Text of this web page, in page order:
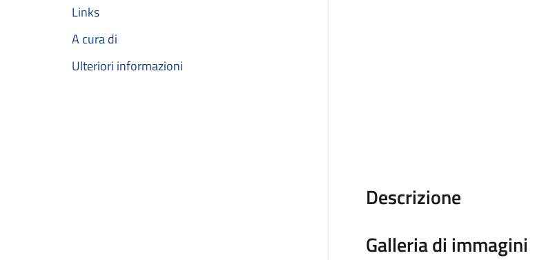
Links
A cura di
Ulteriori informazioni
Descrizione
Galleria di immagini